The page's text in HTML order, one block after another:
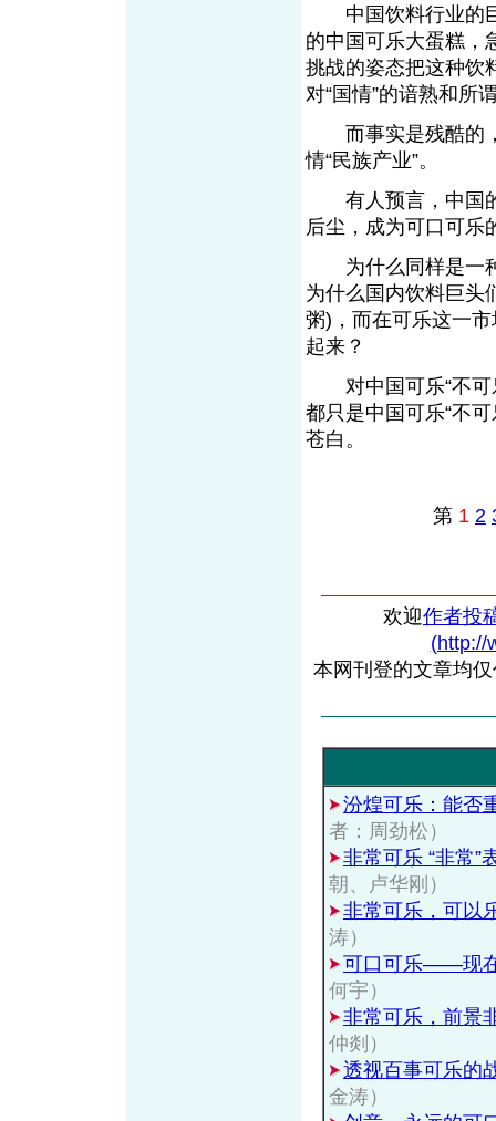
中国饮料行业的巨
的中国可乐大蛋糕，
挑战的姿态把这种饮
对“国情”的谙熟和所
而事实是残酷的，
情“民族产业”。
有人预言，中国的
后尘，成为可口可
为什么同样是一种
为什么国内饮料巨头
粥)，而在可乐这一
起来？
对中国可乐“不可
都只是中国可乐“不
苍白。
第 1 2
欢迎作者投
(http://
本网刊登的文章均
汾煌可乐：能否
者：周劲松）
非常可乐 “非常”
朝、卢华刚）
非常可乐，可以
涛）
可口可乐——现
何宇）
非常可乐，前景
仲剡）
透视百事可乐的
金涛）